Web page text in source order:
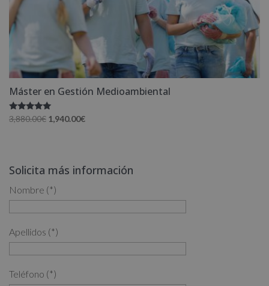
Máster en Gestión Medioambiental
Valorado
con
3,880.00€ El
3,880.00€.
1,940.00€El
1,940.00€.
Solicita más información
Nombre (*)
Apellidos (*)
Teléfono (*)